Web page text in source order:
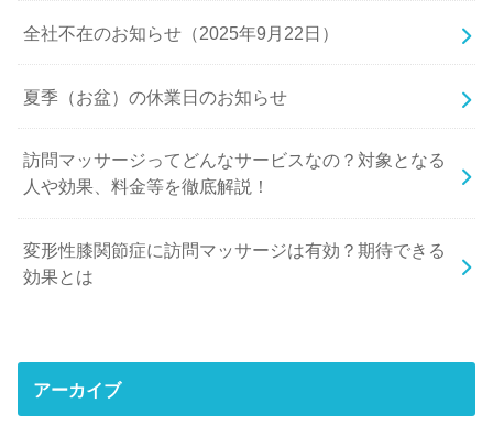
全社不在のお知らせ（2025年9月22日）
夏季（お盆）の休業日のお知らせ
訪問マッサージってどんなサービスなの？対象となる
人や効果、料金等を徹底解説！
変形性膝関節症に訪問マッサージは有効？期待できる
効果とは
アーカイブ